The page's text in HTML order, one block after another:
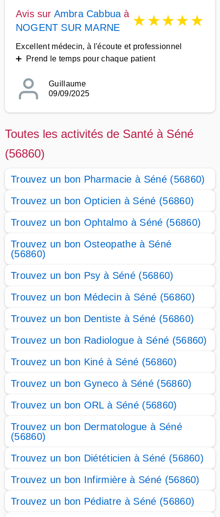
Avis sur Ambra Cabbua à
NOGENT SUR MARNE
★★★★★
Excellent médecin, à l'écoute et professionnel
➕ Prend le temps pour chaque patient
Guillaume
09/09/2025
Toutes les activités de Santé à Séné
(56860)
Trouvez un bon Pharmacie à Séné (56860)
Trouvez un bon Opticien à Séné (56860)
Trouvez un bon Ophtalmo à Séné (56860)
Trouvez un bon Osteopathe à Séné
(56860)
Trouvez un bon Psy à Séné (56860)
Trouvez un bon Médecin à Séné (56860)
Trouvez un bon Dentiste à Séné (56860)
Trouvez un bon Radiologue à Séné (56860)
Trouvez un bon Kiné à Séné (56860)
Trouvez un bon Gyneco à Séné (56860)
Trouvez un bon ORL à Séné (56860)
Trouvez un bon Dermatologue à Séné
(56860)
Trouvez un bon Diététicien à Séné (56860)
Trouvez un bon Infirmière à Séné (56860)
Trouvez un bon Pédiatre à Séné (56860)